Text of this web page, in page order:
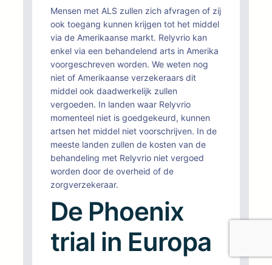
Mensen met ALS zullen zich afvragen of zij
ook toegang kunnen krijgen tot het middel
via de Amerikaanse markt. Relyvrio kan
enkel via een behandelend arts in Amerika
voorgeschreven worden. We weten nog
niet of Amerikaanse verzekeraars dit
middel ook daadwerkelijk zullen
vergoeden. In landen waar Relyvrio
momenteel niet is goedgekeurd, kunnen
artsen het middel niet voorschrijven. In de
meeste landen zullen de kosten van de
behandeling met Relyvrio niet vergoed
worden door de overheid of de
zorgverzekeraar.
De Phoenix
trial in Europa